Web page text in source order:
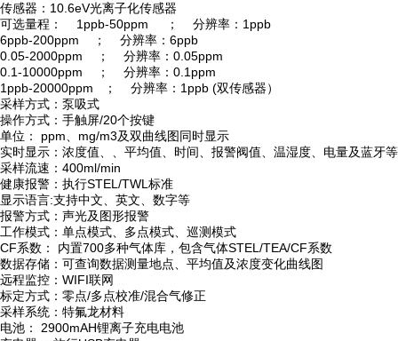
传感器：10.6eV光离子化传感器
可选量程： 1ppb-50ppm ； 分辨率：1ppb
6ppb-200ppm ； 分辨率：6ppb
0.05-2000ppm ； 分辨率：0.05ppm
0.1-10000ppm ； 分辨率：0.1ppm
1ppb-20000ppm ； 分辨率：1ppb (双传感器）
采样方式：泵吸式
操作方式：手触屏/20个按键
单位： ppm、mg/m3及双曲线图同时显示
实时显示：浓度值、、平均值、时间、报警阀值、温湿度、电量及蓝牙等
采样流速：400ml/min
健康报警：执行STEL/TWL标准
显示语言:支持中文、英文、数字等
报警方式：声光及图形报警
工作模式：单点模式、多点模式、巡测模式
CF系数： 内置700多种气体库，包含气体STEL/TEA/CF系数
数据存储：可查询数据测量地点、平均值及浓度变化曲线图
远程监控：WIFI联网
标定方式：零点/多点校准/混合气修正
采样系统：特氟龙材料
电池： 2900mAH锂离子充电电池